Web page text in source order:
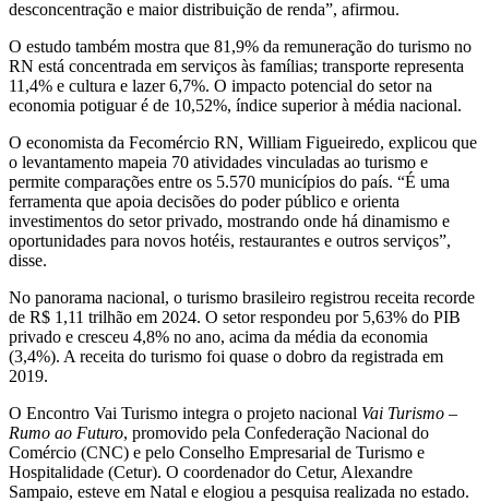
desconcentração e maior distribuição de renda”, afirmou.
O estudo também mostra que 81,9% da remuneração do turismo no
RN está concentrada em serviços às famílias; transporte representa
11,4% e cultura e lazer 6,7%. O impacto potencial do setor na
economia potiguar é de 10,52%, índice superior à média nacional.
O economista da Fecomércio RN, William Figueiredo, explicou que
o levantamento mapeia 70 atividades vinculadas ao turismo e
permite comparações entre os 5.570 municípios do país. “É uma
ferramenta que apoia decisões do poder público e orienta
investimentos do setor privado, mostrando onde há dinamismo e
oportunidades para novos hotéis, restaurantes e outros serviços”,
disse.
No panorama nacional, o turismo brasileiro registrou receita recorde
de R$ 1,11 trilhão em 2024. O setor respondeu por 5,63% do PIB
privado e cresceu 4,8% no ano, acima da média da economia
(3,4%). A receita do turismo foi quase o dobro da registrada em
2019.
O Encontro Vai Turismo integra o projeto nacional Vai Turismo –
Rumo ao Futuro, promovido pela Confederação Nacional do
Comércio (CNC) e pelo Conselho Empresarial de Turismo e
Hospitalidade (Cetur). O coordenador do Cetur, Alexandre
Sampaio, esteve em Natal e elogiou a pesquisa realizada no estado.